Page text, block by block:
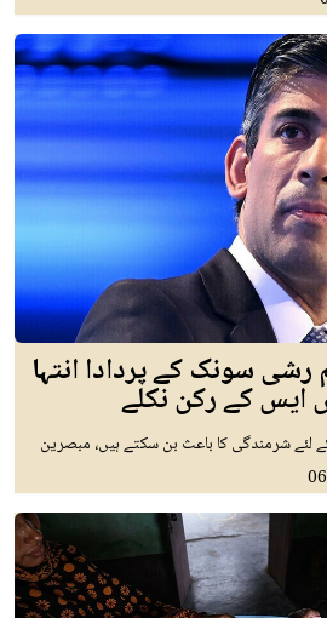
سونک کے پردادا انتہا
ایس کے رکن نکلے
لئے شرمندگی کا باعث بن سکتے ہیں، مبصرین